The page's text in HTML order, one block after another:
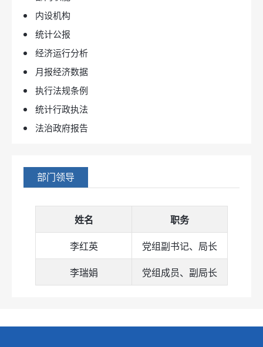
内设机构
统计公报
经济运行分析
月报经济数据
执行法规条例
统计行政执法
法治政府报告
部门领导
姓名 职务
李红英 党组副书记、局长
李瑞娟 党组成员、副局长